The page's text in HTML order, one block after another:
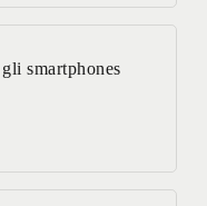
smartphones